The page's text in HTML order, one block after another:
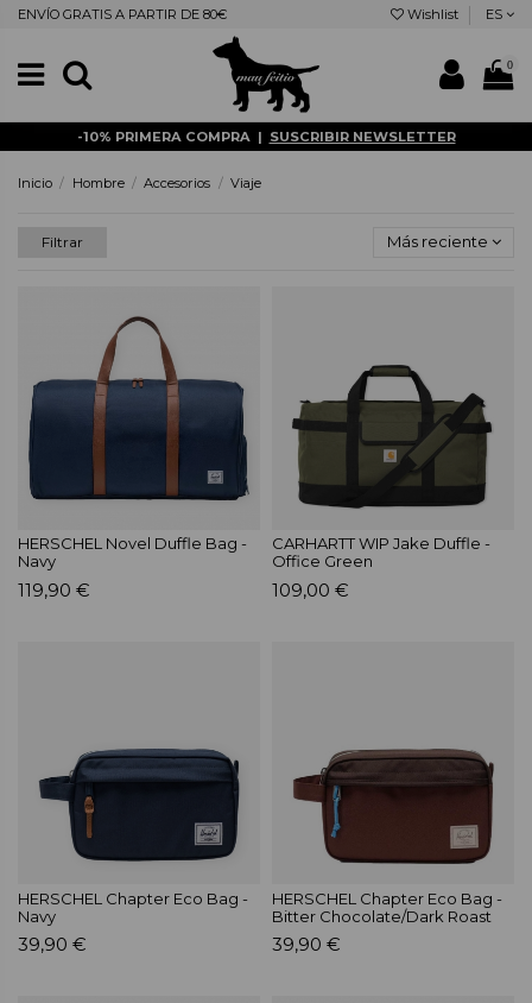
ENVÍO GRATIS A PARTIR DE 80€ Wishlist ES
0
-10% PRIMERA COMPRA | SUSCRIBIR NEWSLETTER
Inicio Hombre Accesorios Viaje
Filtrar Más reciente
HERSCHEL Novel Duffle Bag -
Navy
119,90 €
CARHARTT WIP Jake Duffle -
Office Green
109,00 €
HERSCHEL Chapter Eco Bag -
Navy
39,90 €
HERSCHEL Chapter Eco Bag -
Bitter Chocolate/Dark Roast
39,90 €